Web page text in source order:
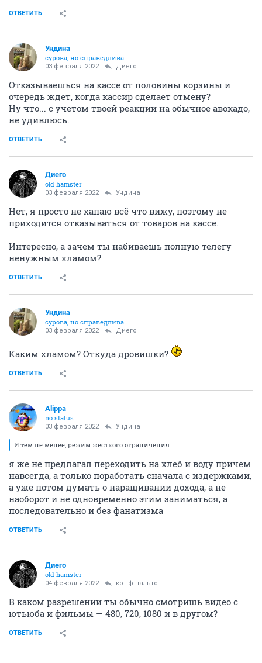
ОТВЕТИТЬ
Ундинa
сурова, но справедлива
03 февраля 2022 Диего
Отказываешься на кассе от половины корзины и
очередь ждет, когда кассир сделает отмену?
Ну что... с учетом твоей реакции на обычное авокадо,
не удивлюсь.
ОТВЕТИТЬ
Диего
old hamster
03 февраля 2022 Ундинa
Нет, я просто не хапаю всё что вижу, поэтому не
приходится отказываться от товаров на кассе.
Интересно, а зачем ты набиваешь полную телегу
ненужным хламом?
ОТВЕТИТЬ
Ундинa
сурова, но справедлива
03 февраля 2022 Диего
Каким хламом? Откуда дровишки?
ОТВЕТИТЬ
Alippa
no status
03 февраля 2022 Ундинa
И тем не менее, режим жесткого ограничения
я же не предлагал переходить на хлеб и воду причем
навсегда, а только поработать сначала с издержками,
а уже потом думать о наращивании дохода, а не
наоборот и не одновременно этим заниматься, а
последовательно и без фанатизма
ОТВЕТИТЬ
Диего
old hamster
04 февраля 2022 кот ф пальто
В каком разрешении ты обычно смотришь видео с
ютьюба и фильмы — 480, 720, 1080 и в другом?
ОТВЕТИТЬ